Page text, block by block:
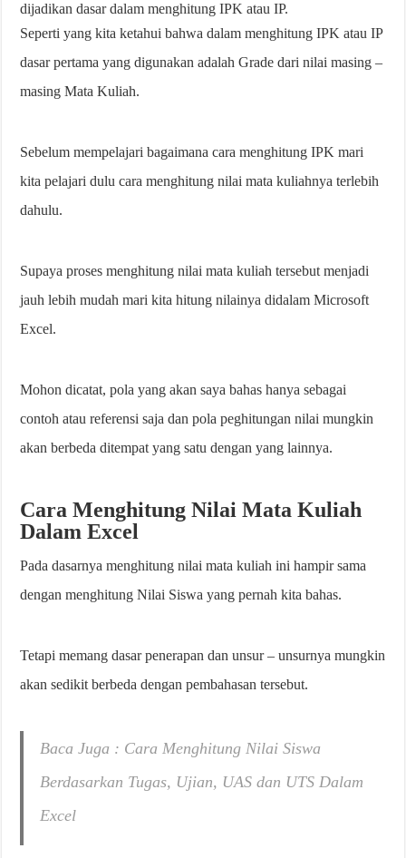
dijadikan dasar dalam menghitung IPK atau IP.
Seperti yang kita ketahui bahwa dalam menghitung IPK atau IP
dasar pertama yang digunakan adalah Grade dari nilai masing –
masing Mata Kuliah.
Sebelum mempelajari bagaimana cara menghitung IPK mari
kita pelajari dulu cara menghitung nilai mata kuliahnya terlebih
dahulu.
Supaya proses menghitung nilai mata kuliah tersebut menjadi
jauh lebih mudah mari kita hitung nilainya didalam Microsoft
Excel.
Mohon dicatat, pola yang akan saya bahas hanya sebagai
contoh atau referensi saja dan pola peghitungan nilai mungkin
akan berbeda ditempat yang satu dengan yang lainnya.
Cara Menghitung Nilai Mata Kuliah
Dalam Excel
Pada dasarnya menghitung nilai mata kuliah ini hampir sama
dengan menghitung Nilai Siswa yang pernah kita bahas.
Tetapi memang dasar penerapan dan unsur – unsurnya mungkin
akan sedikit berbeda dengan pembahasan tersebut.
Baca Juga : Cara Menghitung Nilai Siswa
Berdasarkan Tugas, Ujian, UAS dan UTS Dalam
Excel